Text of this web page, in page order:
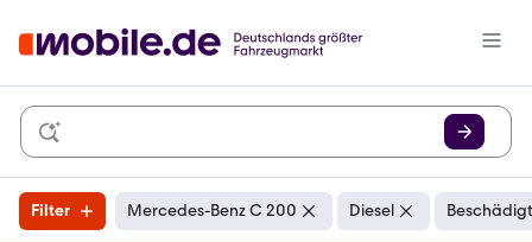
Filter Mercedes-Benz C 200 Diesel